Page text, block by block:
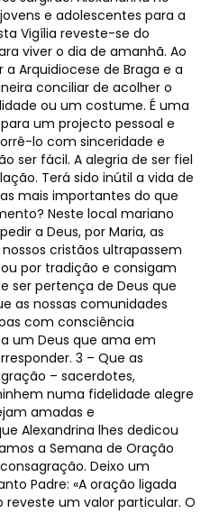
e adolescentes para a
Vigília reveste-se do
viver o dia de amanhã. Ao
Arquidiocese de Braga e a
conciliar de acolher o
ou um costume. É uma
um projecto pessoal e
lo com sinceridade e
ser fácil. A alegria de ser fiel
Terá sido inútil a vida de
mais importantes do que
Neste local mariano
a Deus, por Maria, as
cristãos ultrapassem
por tradição e consigam
ser pertença de Deus que
as nossas comunidades
com consciência
um Deus que ama em
3 – Que as
– sacerdotes,
numa fidelidade alegre
amadas e
Alexandrina lhes dedicou
a Semana de Oração
Deixo um
Padre: «A oração ligada
um valor particular. O